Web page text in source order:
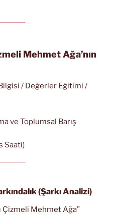
Mehmet Ağa’nın
/ Değerler Eğitimi /
ve Toplumsal Barış
Saati)
(Şarkı Analizi)
Çizmeli Mehmet Ağa”